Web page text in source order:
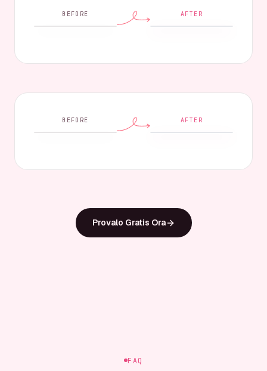
BEFORE AFTER
BEFORE AFTER
Provalo Gratis Ora
FAQ